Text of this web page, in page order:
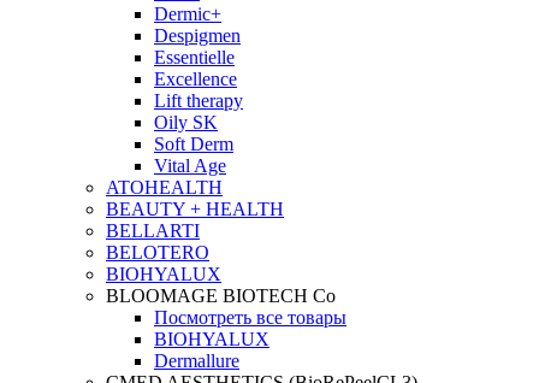
Dermic+
Despigmen
Essentielle
Excellence
Lift therapy
Oily SK
Soft Derm
Vital Age
ATOHEALTH
BEAUTY + HEALTH
BELLARTI
BELOTERO
BIOHYALUX
BLOOMAGE BIOTECH Co
Посмотреть все товары
BIOHYALUX
Dermallure